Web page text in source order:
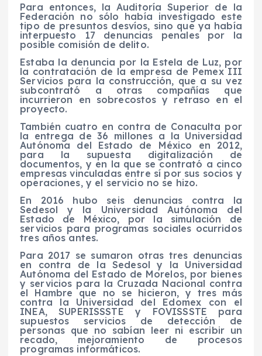
Para entonces, la Auditoría Superior de la
Federación no sólo había investigado este
tipo de presuntos desvíos, sino que ya había
interpuesto 17 denuncias penales por la
posible comisión de delito.
Estaba la denuncia por la Estela de Luz, por
la contratación de la empresa de Pemex III
Servicios para la construcción, que a su vez
subcontrató a otras compañías que
incurrieron en sobrecostos y retraso en el
proyecto.
También cuatro en contra de Conaculta por
la entrega de 36 millones a la Universidad
Autónoma del Estado de México en 2012,
para la supuesta digitalización de
documentos, y en la que se contrató a cinco
empresas vinculadas entre sí por sus socios y
operaciones, y el servicio no se hizo.
En 2016 hubo seis denuncias contra la
Sedesol y la Universidad Autónoma del
Estado de México, por la simulación de
servicios para programas sociales ocurridos
tres años antes.
Para 2017 se sumaron otras tres denuncias
en contra de la Sedesol y la Universidad
Autónoma del Estado de Morelos, por bienes
y servicios para la Cruzada Nacional contra
el Hambre que no se hicieron, y tres más
contra la Universidad del Edomex con el
INEA, SUPERISSSTE y FOVISSSTE para
supuestos servicios de detección de
personas que no sabían leer ni escribir un
recado, mejoramiento de procesos
programas informáticos.